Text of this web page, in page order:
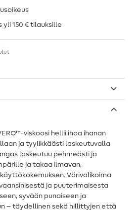
150 € tilauksille
viskoosi hellii ihoa ihanan
ja tyylikkäästi laskeutuvalla
laskeutuu pehmeästi ja
ja takaa ilmavan,
Värivalikoima
ja puuterimaisesta
syvään punaiseen ja
– täydellinen sekä hillittyjen että